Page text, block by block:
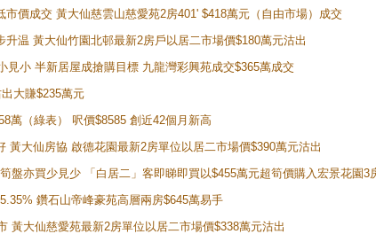
價成交 黃大仙慈雲山慈愛苑2房401' $418萬元（自由市場）成交
温 黃大仙竹園北邨最新2房戶以居二市場價$180萬元沽出
小 半新居屋成搶購目標 九龍灣彩興苑成交$365萬成交
大賺$235萬元
萬（綠表） 呎價$8585 創近42個月新高
黃大仙房協 啟德花園最新2房單位以居二市場價$390萬元沽出
盤亦買少見少 「白居二」客即睇即買以$455萬元超筍價購入宏景花園3
鑽石山帝峰豪苑高層兩房$645萬易手
黃大仙慈愛苑最新2房單位以居二市場價$338萬元沽出